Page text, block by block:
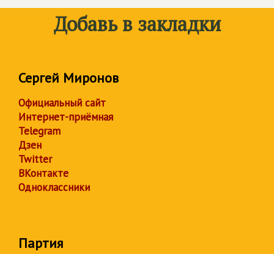
Добавь в закладки
Сергей Миронов
Официальный сайт
Интернет-приёмная
Telegram
Дзен
Twitter
ВКонтакте
Одноклассники
Партия